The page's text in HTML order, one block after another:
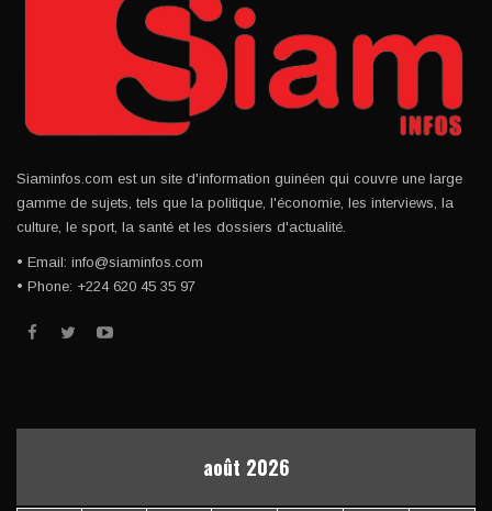
Siaminfos.com est un site d'information guinéen qui couvre une large
gamme de sujets, tels que la politique, l'économie, les interviews, la
culture, le sport, la santé et les dossiers d'actualité.
• Email: info@siaminfos.com
• Phone: +224 620 45 35 97
août 2026